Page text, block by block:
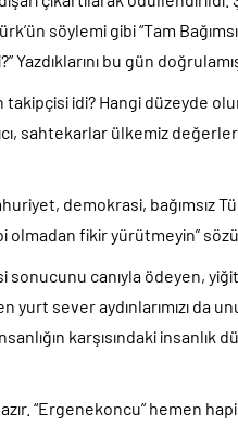
söylemi gibi “Tam
bu gün
idi? Hangi düzeyde
sahtekarlar ülkemiz
demokrasi, bağımsız
olmadan fikir yürütmeyin”
sonucunu canıyla ödeyen,
yurt sever aydınlarımızı da
karşısındaki insanlık
“Ergenekoncu” hemen